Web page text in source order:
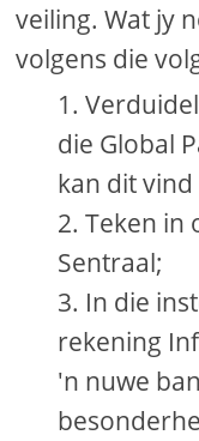
veiling. Wat jy
volgens die
die Global
kan dit
Teken in
Sentraal;
In die
rekening
'n nuwe